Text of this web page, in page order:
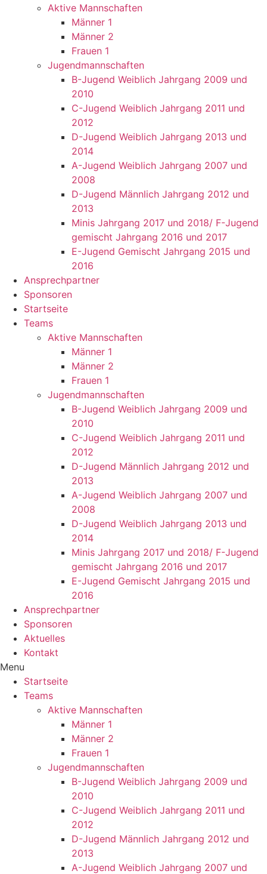
Aktive Mannschaften
Männer 1
Männer 2
Frauen 1
Jugendmannschaften
B-Jugend Weiblich Jahrgang 2009 und
2010
C-Jugend Weiblich Jahrgang 2011 und
2012
D-Jugend Weiblich Jahrgang 2013 und
2014
A-Jugend Weiblich Jahrgang 2007 und
2008
D-Jugend Männlich Jahrgang 2012 und
2013
Minis Jahrgang 2017 und 2018/ F-Jugend
gemischt Jahrgang 2016 und 2017
E-Jugend Gemischt Jahrgang 2015 und
2016
Ansprechpartner
Sponsoren
Startseite
Teams
Aktive Mannschaften
Männer 1
Männer 2
Frauen 1
Jugendmannschaften
B-Jugend Weiblich Jahrgang 2009 und
2010
C-Jugend Weiblich Jahrgang 2011 und
2012
D-Jugend Männlich Jahrgang 2012 und
2013
A-Jugend Weiblich Jahrgang 2007 und
2008
D-Jugend Weiblich Jahrgang 2013 und
2014
Minis Jahrgang 2017 und 2018/ F-Jugend
gemischt Jahrgang 2016 und 2017
E-Jugend Gemischt Jahrgang 2015 und
2016
Ansprechpartner
Sponsoren
Aktuelles
Kontakt
Menu
Startseite
Teams
Aktive Mannschaften
Männer 1
Männer 2
Frauen 1
Jugendmannschaften
B-Jugend Weiblich Jahrgang 2009 und
2010
C-Jugend Weiblich Jahrgang 2011 und
2012
D-Jugend Männlich Jahrgang 2012 und
2013
A-Jugend Weiblich Jahrgang 2007 und